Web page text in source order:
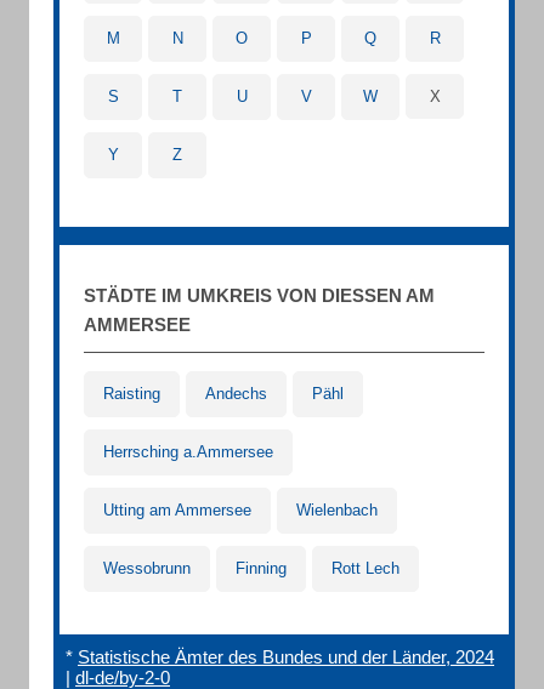
M N O P Q R
S T U V W X
Y Z
STÄDTE IM UMKREIS VON DIESSEN AM A
MMERSEE
Raisting Andechs Pähl
Herrsching a.Ammersee
Utting am Ammersee Wielenbach
Wessobrunn Finning Rott Lech
* Statistische Ämter des Bundes und der Länder, 2024
| dl-de/by-2-0